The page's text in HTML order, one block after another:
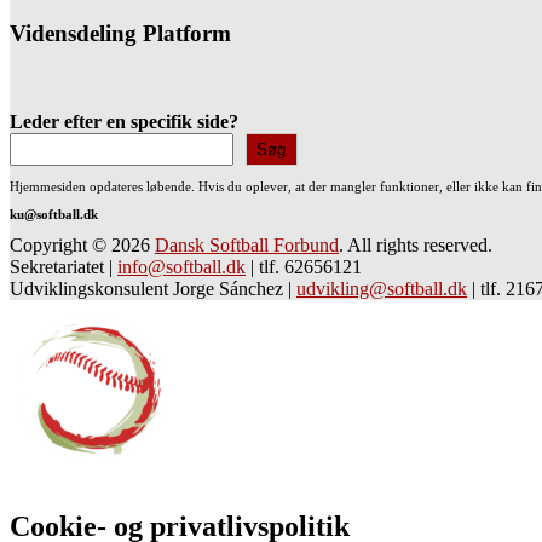
Vidensdeling Platform
Leder efter en specifik side?
Søg
Hjemmesiden opdateres løbende. Hvis du oplever, at der mangler funktioner, eller ikke kan
ku@softball.dk
Copyright © 2026 Dansk Softball Forbund. All rights reserved.
Sekretariatet | info@softball.dk | tlf. 62656121
Udviklingskonsulent Jorge Sánchez | udvikling@softball.dk | tlf.
Cookie- og privatlivspolitik